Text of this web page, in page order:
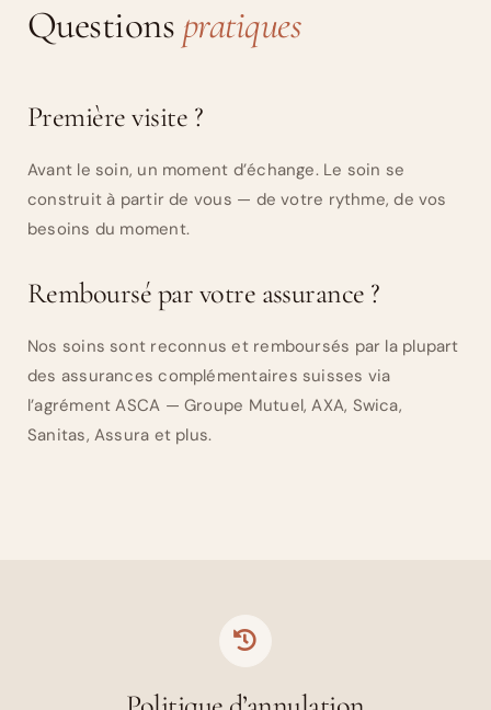
Questions pratiques
Première visite ?
Avant le soin, un moment d’échange. Le soin se
construit à partir de vous — de votre rythme, de vos
besoins du moment.
Remboursé par votre assurance ?
Nos soins sont reconnus et remboursés par la plupart
des assurances complémentaires suisses via
l’agrément ASCA — Groupe Mutuel, AXA, Swica,
Sanitas, Assura et plus.